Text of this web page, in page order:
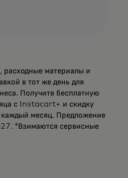
расходные материалы и
в тот же день для
Получите бесплатную
с Instacart+ и скидку
месяц. Предложение
*Взимаются сервисные
tab